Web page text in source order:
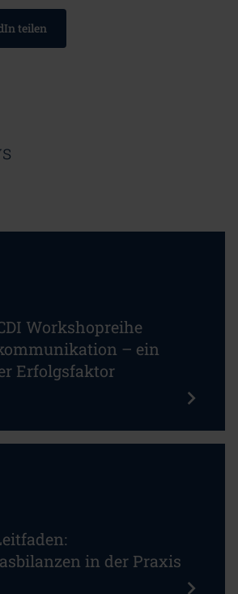
teilen
Workshopreihe
– ein
Erfolgsfaktor
in der Praxis